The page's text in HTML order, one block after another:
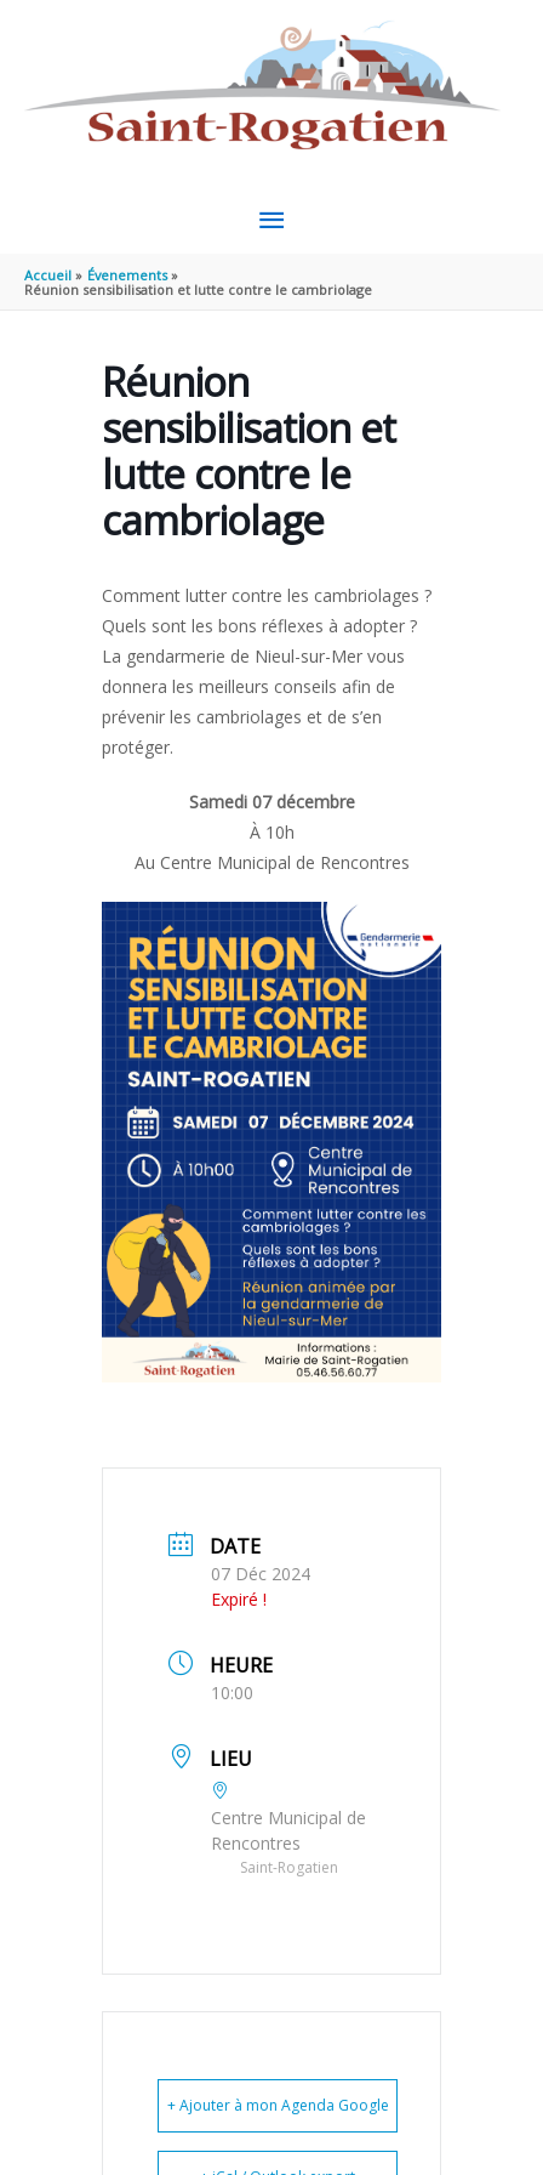
MENU
PRINCIPAL
Accueil
Évenements
Réunion sensibilisation et lutte contre le cambriolage
Réunion
sensibilisation et
lutte contre le
cambriolage
Comment lutter contre les cambriolages ?
Quels sont les bons réflexes à adopter ?
La gendarmerie de Nieul-sur-Mer vous
donnera les meilleurs conseils afin de
prévenir les cambriolages et de s’en
protéger.
Samedi 07 décembre
À 10h
Au Centre Municipal de Rencontres
DATE
07 Déc 2024
Expiré !
HEURE
10:00
LIEU
Centre Municipal de
Rencontres
Saint-Rogatien
+ Ajouter à mon Agenda Google